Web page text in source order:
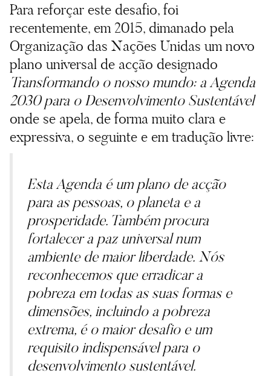
Para reforçar este desafio, foi
recentemente, em 2015, dimanado pela
Organização das Nações Unidas um novo
plano universal de acção designado
Transformando o nosso mundo: a Agenda
2030 para o Desenvolvimento Sustentável
onde se apela, de forma muito clara e
expressiva, o seguinte e em tradução livre:
Esta Agenda é um plano de acção
para as pessoas, o planeta e a
prosperidade. Também procura
fortalecer a paz universal num
ambiente de maior liberdade. Nós
reconhecemos que erradicar a
pobreza em todas as suas formas e
dimensões, incluindo a pobreza
extrema, é o maior desafio e um
requisito indispensável para o
desenvolvimento sustentável.